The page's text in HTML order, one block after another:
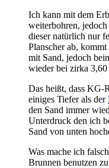
Ich kann mit dem
weiterbohren,
dieser natürlich nur
Planscher ab,
mit Sand, jedoch
wieder bei zirka 3,60
Das heißt, dass KG-
einiges Tiefer als der
den Sand immer
Unterdruck den ich
Sand von unten
Was mache ich
Brunnen benutzen